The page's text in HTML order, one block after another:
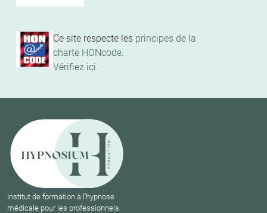
Ce site respecte les principes de la
charte HONcode.
Vérifiez ici.
Institut de formation à l'hypnose
médicale pour les professionnels